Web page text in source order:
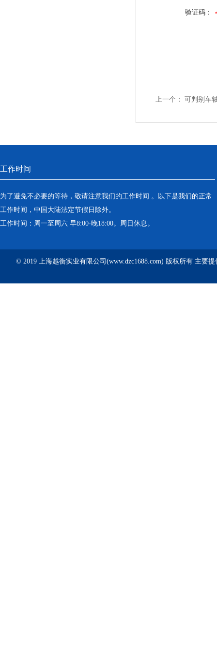
验证码：
上一个： 可判别车
工作时间
为了避免不必要的等待，敬请注意我们的工作时间 。以下是我们的正常
工作时间，中国大陆法定节假日除外。
工作时间：周一至周六 早8:00-晚18:00。周日休息。
© 2019 上海越衡实业有限公司(www.dzc1688.com) 版权所有 主要提